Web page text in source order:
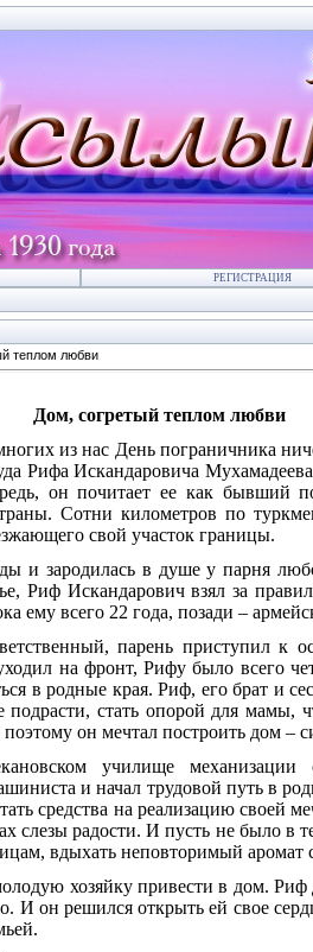
РЕГИСТРАЦИЯ
теплом любви
Дом, согретый теплом любви
из нас День пограничника
Рифа Искандаровича
он почитает ее как бывший
Сотни километров по
свой участок границы.
и зародилась в душе у парня
Риф Искандарович взял за
ему всего 22 года, позади –
парень приступил к
на фронт, Рифу было всего
в родные края. Риф, его брат и
подрасти, стать опорой для
он мечтал построить дом –
училище
и начал трудовой путь в
средства на реализацию своей
слезы радости. И пусть не было в
вдыхать неповторимый аромат
хозяйку привести в дом.
И он решился открыть ей свое